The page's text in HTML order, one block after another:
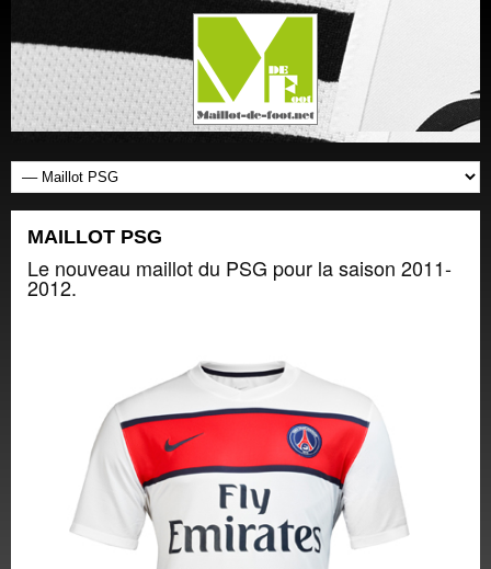
MAILLOT PSG
Le nouveau maillot du PSG pour la saison 2011-
2012.